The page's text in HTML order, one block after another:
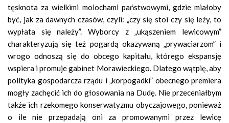
tęsknota za wielkimi molochami państwowymi, gdzie miałoby
być, jak za dawnych czasów, czyli: „czy się stoi czy się leży, to
wypłata się należy”. Wyborcy z „ukąszeniem lewicowym”
charakteryzują się też pogardą okazywaną „prywaciarzom” i
wrogo odnoszą się do obcego kapitału, którego ekspansję
wspiera i promuje gabinet Morawieckiego. Dlatego wątpię, aby
polityka gospodarcza rządu i „korpogadki” obecnego premiera
mogły zachęcić ich do głosowania na Dudę. Nie przeceniałbym
także ich rzekomego konserwatyzmu obyczajowego, ponieważ
o ile nie przepadają oni za promowanymi przez lewicę